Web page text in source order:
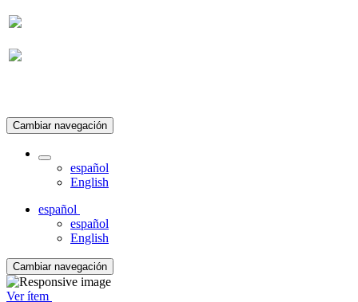
Cambiar navegación
español
English
español
español
English
Cambiar navegación
Ver ítem